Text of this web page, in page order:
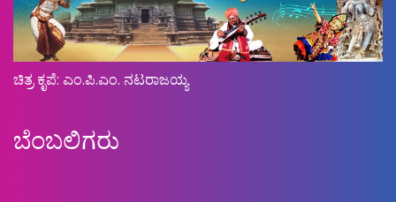
ಚಿತ್ರ ಕೃಪೆ: ಎಂ.ಪಿ.ಎಂ. ನಟರಾಜಯ್ಯ
ಬೆಂಬಲಿಗರು